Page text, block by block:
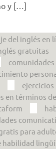
y […]
del inglés en
gratuitas
en términos
para
habilidad